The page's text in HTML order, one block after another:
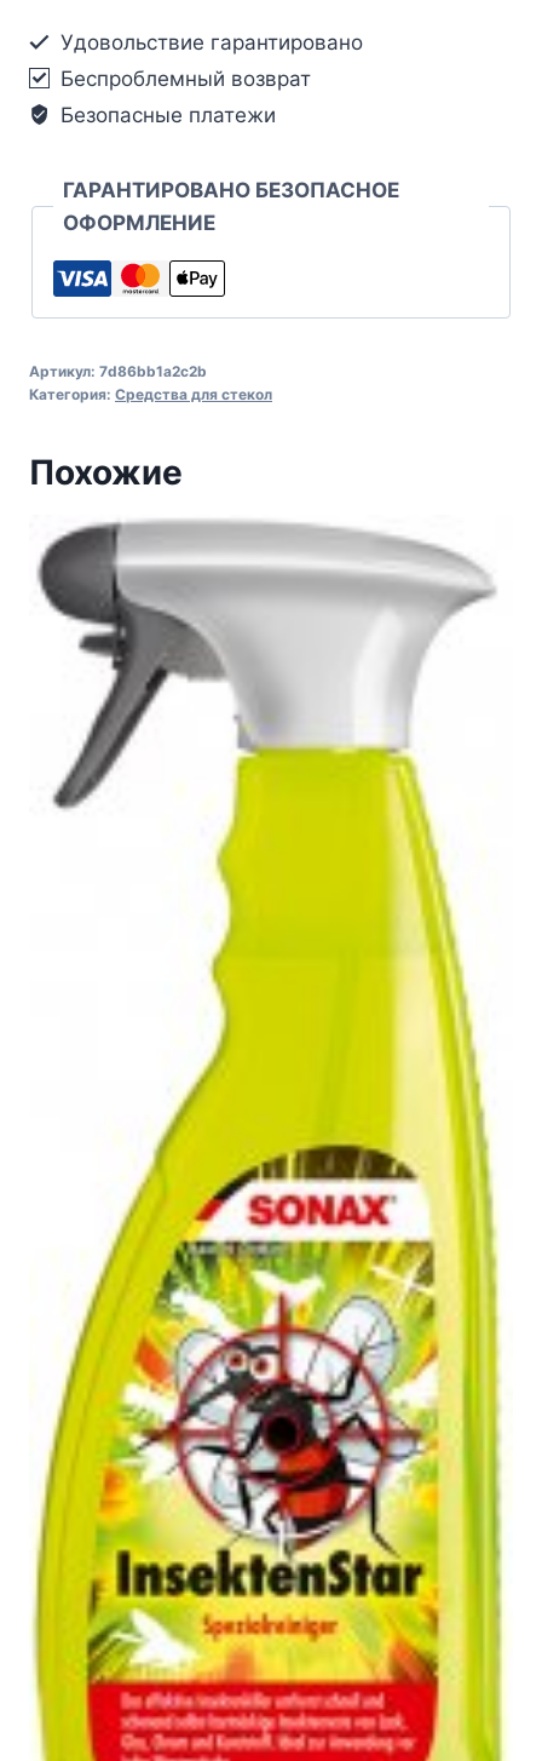
Удовольствие гарантировано
Беспроблемный возврат
Безопасные платежи
ГАРАНТИРОВАНО БЕЗОПАСНОЕ
ОФОРМЛЕНИЕ
Артикул: 7d86bb1a2c2b
Категория: Средства для стекол
Похожие